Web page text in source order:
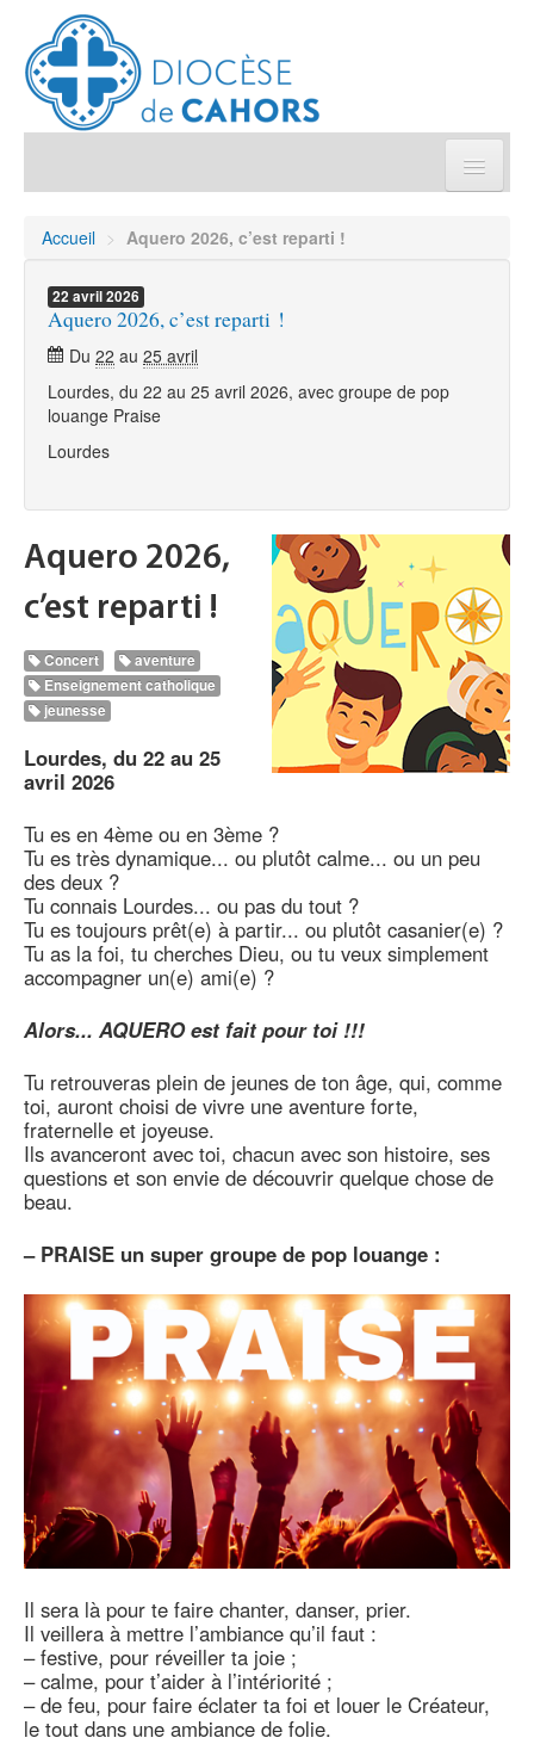
Démarches et sacrements
Sanctuaires & Pélerinages
Agenda diocésain
Accueil > Aquero 2026, c’est reparti !
22 avril2026
Aquero 2026, c’est reparti !
Du 22 au 25 avril
Lourdes, du 22 au 25 avril 2026, avec groupe de pop
louange Praise
Lourdes
Aquero 2026,
c’est reparti !
Concert
aventure
Enseignement catholique
jeunesse
Lourdes, du 22 au 25
avril 2026
Tu es en 4ème ou en 3ème ?
Tu es très dynamique... ou plutôt calme... ou un peu
des deux ?
Tu connais Lourdes... ou pas du tout ?
Tu es toujours prêt(e) à partir... ou plutôt casanier(e) ?
Tu as la foi, tu cherches Dieu, ou tu veux simplement
accompagner un(e) ami(e) ?
Alors... AQUERO est fait pour toi !!!
Tu retrouveras plein de jeunes de ton âge, qui, comme
toi, auront choisi de vivre une aventure forte,
fraternelle et joyeuse.
Ils avanceront avec toi, chacun avec son histoire, ses
questions et son envie de découvrir quelque chose de
beau.
– PRAISE un super groupe de pop louange :
Il sera là pour te faire chanter, danser, prier.
Il veillera à mettre l’ambiance qu’il faut :
– festive, pour réveiller ta joie ;
– calme, pour t’aider à l’intériorité ;
– de feu, pour faire éclater ta foi et louer le Créateur,
le tout dans une ambiance de folie.